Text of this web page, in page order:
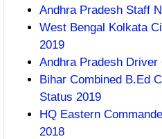
Andhra Pradesh Staff
West Bengal Kolkata
2019
Andhra Pradesh
Bihar Combined B.Ed
Status 2019
HQ Eastern
2018